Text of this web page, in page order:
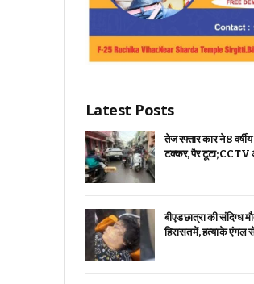
Latest Posts
तेज रफ्तार कार ने 8 वर्षीय
टक्कर, पैर टूटा; CCTV
बीएड छात्रा की संदिग्ध
हिरासत में, हत्या के एंगल